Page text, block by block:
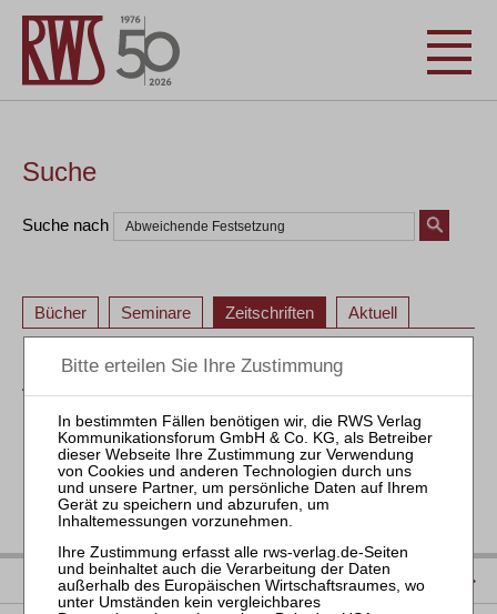
Suche
Suche nach
Bücher Seminare Zeitschriften Aktuell
ZVI – Zeitschrift für Verbraucher- und Privat-
IMPRESSUM